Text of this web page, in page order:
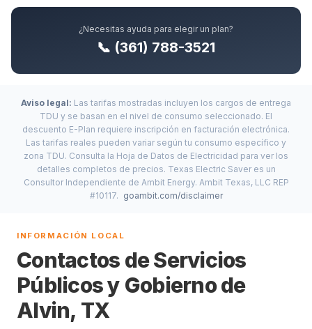
¿Necesitas ayuda para elegir un plan?
📞 (361) 788-3521
Aviso legal: Las tarifas mostradas incluyen los cargos de entrega
TDU y se basan en el nivel de consumo seleccionado. El
descuento E-Plan requiere inscripción en facturación electrónica.
Las tarifas reales pueden variar según tu consumo específico y
zona TDU. Consulta la Hoja de Datos de Electricidad para ver los
detalles completos de precios. Texas Electric Saver es un
Consultor Independiente de Ambit Energy. Ambit Texas, LLC REP
#10117. goambit.com/disclaimer
INFORMACIÓN LOCAL
Contactos de Servicios
Públicos y Gobierno de
Alvin, TX